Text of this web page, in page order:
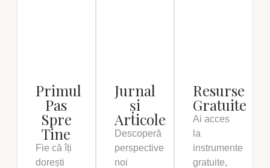
Primul
Pas
Spre
Tine
Fie că îți
dorești
Jurnal
și
Articole
Descoperă
perspective
noi
Resurse
Gratuite
Ai acces
la
instrumente
gratuite,